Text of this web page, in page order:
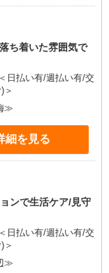
ち着いた雰囲気で
日払い有/週払い有/交
＞
≫
細を見る
ンで生活ケア/見守
日払い有/週払い有/交
＞
≫